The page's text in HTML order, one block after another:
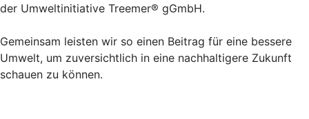
der Umweltinitiative Treemer® gGmbH.
Gemeinsam leisten wir so einen Beitrag für eine bessere
Umwelt, um zuversichtlich in eine nachhaltigere Zukunft
schauen zu können.